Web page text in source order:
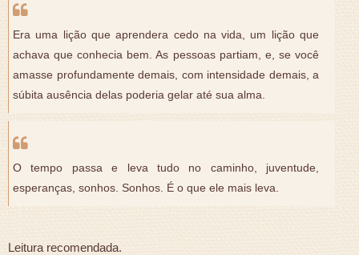
Era uma lição que aprendera cedo na vida, um lição que
achava que conhecia bem. As pessoas partiam, e, se você
amasse profundamente demais, com intensidade demais, a
súbita ausência delas poderia gelar até sua alma.
O tempo passa e leva tudo no caminho, juventude,
esperanças, sonhos. Sonhos. É o que ele mais leva.
Leitura recomendada.